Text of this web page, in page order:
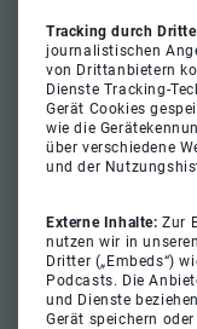
Tracking durch
journalistischen
von Drittanbietern
Dienste Tracking-
Gerät Cookies
wie die
über verschiedene
und der
Externe Inhalte:Zur
nutzen wir in
Dritter („Embeds“)
Podcasts. Die
und Dienste
Gerät speichern